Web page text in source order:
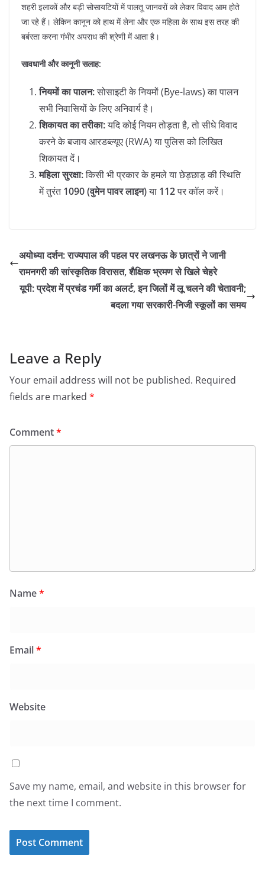
​शहरी इलाकों और बड़ी सोसायटियों में पालतू जानवरों को लेकर विवाद आम होते
जा रहे हैं। लेकिन कानून को हाथ में लेना और एक महिला के साथ इस तरह की
बर्बरता करना गंभीर अपराध की श्रेणी में आता है।
सावधानी और कानूनी सलाह:
नियमों का पालन:सोसाइटी के नियमों (Bye-laws) का पालन
सभी निवासियों के लिए अनिवार्य है।
शिकायत का तरीका:यदि कोई नियम तोड़ता है, तो सीधे विवाद
करने के बजाय आरडब्ल्यूए (RWA) या पुलिस को लिखित
शिकायत दें।
महिला सुरक्षा:किसी भी प्रकार के हमले या छेड़छाड़ की स्थिति
में तुरंत1090 (वुमेन पावर लाइन)या 112पर कॉल करें।
अयोध्या दर्शन: राज्यपाल की पहल पर लखनऊ के छात्रों ने जानी
रामनगरी की सांस्कृतिक विरासत, शैक्षिक भ्रमण से खिले चेहरे
यूपी: प्रदेश में प्रचंड गर्मी का अलर्ट, इन जिलों में लू चलने की चेतावनी;
बदला गया सरकारी-निजी स्कूलों का समय
Leave a Reply
Your email address will not be published. Required
fields are marked *
Comment*
Name*
Email*
Website
Save my name, email, and website in this browser for
the next time I comment.